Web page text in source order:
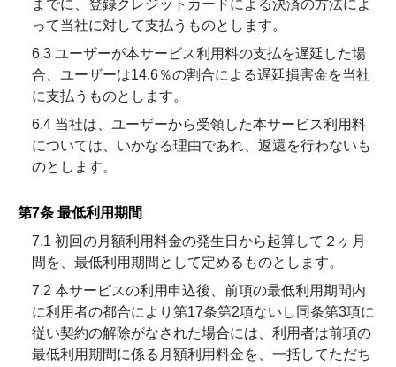
までに、登録クレジットカードによる決済の方法によ
って当社に対して支払うものとします。
6.3 ユーザーが本サービス利用料の支払を遅延した場
合、ユーザーは14.6％の割合による遅延損害金を当社
に支払うものとします。
6.4 当社は、ユーザーから受領した本サービス利用料
については、いかなる理由であれ、返還を行わないも
のとします。
第7条 最低利用期間
7.1 初回の月額利用料金の発生日から起算して２ヶ月
間を、最低利用期間として定めるものとします。
7.2 本サービスの利用申込後、前項の最低利用期間内
に利用者の都合により第17条第2項ないし同条第3項に
従い契約の解除がなされた場合には、利用者は前項の
最低利用期間に係る月額利用料金を、一括してただち